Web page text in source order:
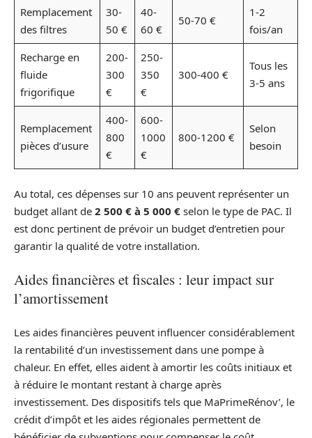
Remplacement
des filtres
30-
50 €
40-
60 €
50-70 €
1-2
fois/an
Recharge en
fluide
frigorifique
200-
300
€
250-
350
€
300-400 €
Tous les
3-5 ans
Remplacement
pièces d’usure
400-
800
€
600-
1000
€
800-1200 €
Selon
besoin
Au total, ces dépenses sur 10 ans peuvent représenter un
budget allant de 2 500 € à 5 000 € selon le type de PAC. Il
est donc pertinent de prévoir un budget d’entretien pour
garantir la qualité de votre installation.
Aides financières et fiscales : leur impact sur
l’amortissement
Les aides financières peuvent influencer considérablement
la rentabilité d’un investissement dans une pompe à
chaleur. En effet, elles aident à amortir les coûts initiaux et
à réduire le montant restant à charge après
investissement. Des dispositifs tels que MaPrimeRénov’, le
crédit d’impôt et les aides régionales permettent de